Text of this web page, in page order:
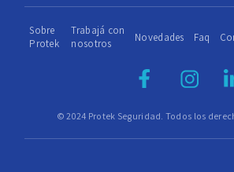
© 2024 Protek Seguridad. Todos los
Sobre
Protek
Trabajá con
nosotros
Novedades Faq